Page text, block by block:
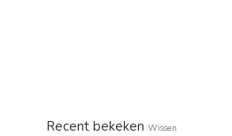
Recent bekeken Wissen